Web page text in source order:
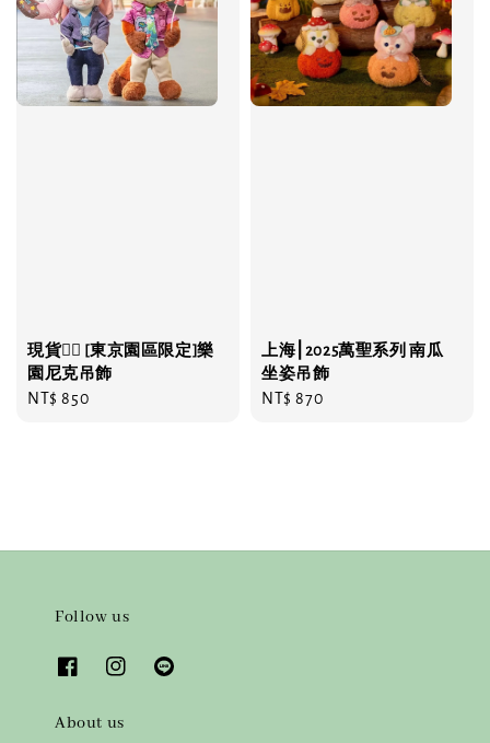
現貨❤️‍🔥 [東京園區限定]樂
園尼克吊飾
Regular
NT$ 850
上海⎮2025萬聖系列 南瓜
坐姿吊飾
Regular
NT$ 870
Follow us
About us